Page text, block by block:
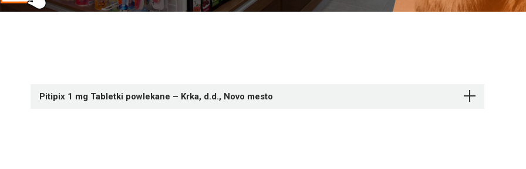
Pitipix 1 mg Tabletki powlekane – Krka, d.d., Novo mesto